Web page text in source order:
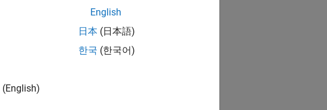
(English)
English
日本 (日本語)
한국 (한국어)